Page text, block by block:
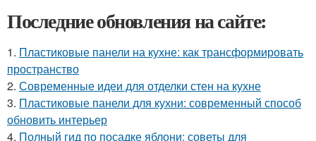
Последние обновления на сайте:
1. Пластиковые панели на кухне: как трансформировать
пространство
2. Современные идеи для отделки стен на кухне
3. Пластиковые панели для кухни: современный способ
обновить интерьер
4. Полный гид по посадке яблони: советы для